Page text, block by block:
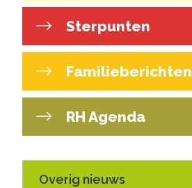
Sterpunten
Familieberichten
RH Agenda
Overig nieuws